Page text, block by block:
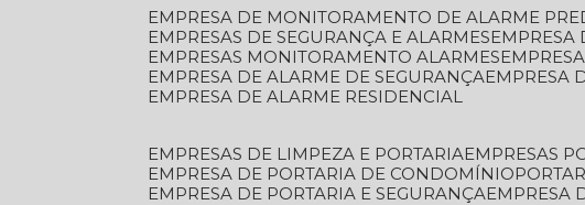
EMPRESA DE MONITORAMENTO DE ALARME
EMPRESAS DE SEGURANÇA E ALARMES
EMPRESAS MONITORAMENTO ALARMES
EMPRESA DE ALARME DE SEGURANÇA
EMPRESA
EMPRESA DE ALARME RESIDENCIAL
EMPRESAS DE LIMPEZA E PORTARIA
EMPRESAS
EMPRESA DE PORTARIA DE CONDOMÍNIO
EMPRESA DE PORTARIA E SEGURANÇA
EMPRESA